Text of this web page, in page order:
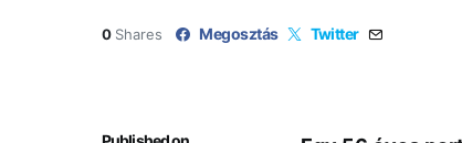
0 Shares Megosztás Twitter